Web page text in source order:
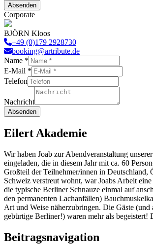
Absenden
Corporate
BJÖRN Kloos
+49 (0)179 2928730
booking@artribute.de
Name *
Nachricht
E-
E-Mail *
Telefon
Nachricht
Absenden
Eilert Akademie
Wir haben Joab zur Abendveranstaltung
eingeladen, die in diesem Jahr mit ca. 60
Großteil der Teilnehmer/innen in Deutschland,
Schweiz verstreut wohnt, war Joabs Arbeit
die typische Berliner Schnauze einmal auf
den permanenten Lachanfällen)
Art und Weise näherzubringen. Die Gäste (und
gebürtige Berliner!) waren mehr als begeistert!
Beitragsnavigation